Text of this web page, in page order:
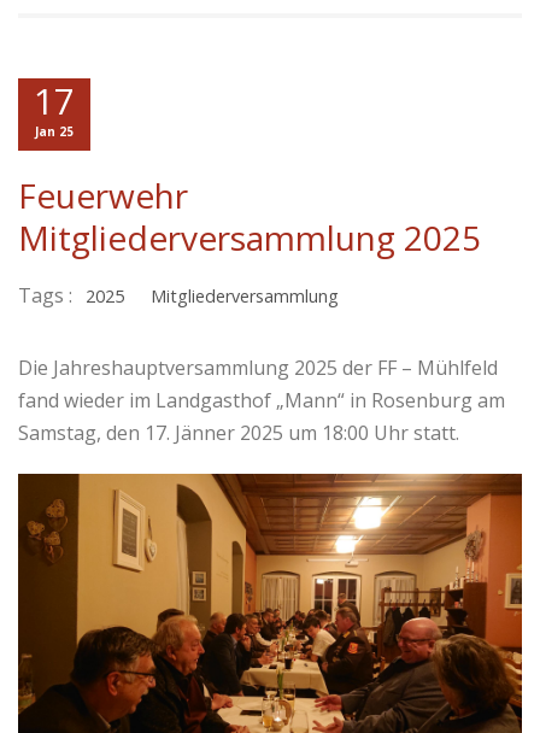
17
Jan 25
Feuerwehr
Mitgliederversammlung 2025
Tags : 2025 Mitgliederversammlung
Die Jahreshauptversammlung 2025 der FF – Mühlfeld
fand wieder im Landgasthof „Mann“ in Rosenburg am
Samstag, den 17. Jänner 2025 um 18:00 Uhr statt.